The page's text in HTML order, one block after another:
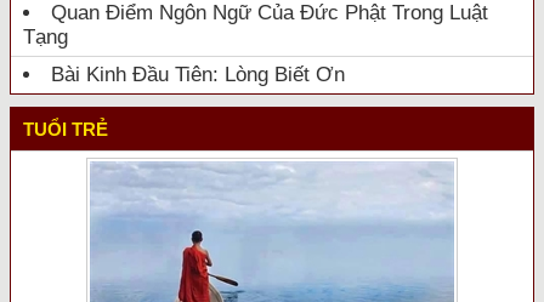
Quan Điểm Ngôn Ngữ Của Đức Phật Trong Luật
Tạng
Bài Kinh Đầu Tiên: Lòng Biết Ơn
TUỔI TRẺ